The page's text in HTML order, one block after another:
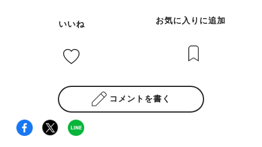
いいね お気に入りに追加
コメントを書く